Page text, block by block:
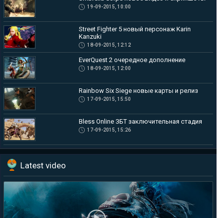
19-09-2015, 10:00
Street Fighter 5 новый персонаж Karin
Kanzuki
18-09-2015, 12:12
EverQuest 2 очередное дополнение
18-09-2015, 12:00
Rainbow Six Siege новые карты и релиз
17-09-2015, 15:50
Bless Online ЗБТ заключительная стадия
17-09-2015, 15:26
Latest video